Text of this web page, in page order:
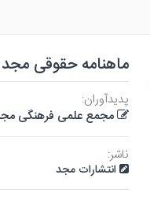
ماهنامه حقوقی مجد شماره
پدیدآوران:
مجمع علمی فرهنگی
ناشر:
انتشارات مجد